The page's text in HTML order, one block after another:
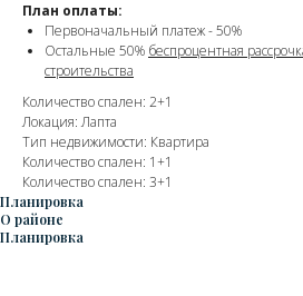
План оплаты:
Первоначальный платеж - 50%
Остальные 50% беспроцентная
строительства
Количество спален: 2+1
Локация: Лапта
Тип недвижимости: Квартира
Количество спален: 1+1
Количество спален: 3+1
Планировка
О районе
Планировка